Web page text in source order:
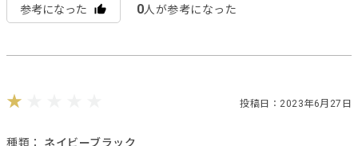
参考になった 0人が参考になった
投稿日：2023年6月27日
種類： ネイビーブラック